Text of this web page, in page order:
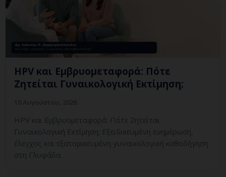
HPV και Εμβρυομεταφορά: Πότε
Ζητείται Γυναικολογική Εκτίμηση;
HPV και Εμβρυομεταφορά: Πότε Ζητείται
Γυναικολογική Εκτίμηση; Εξειδικευμένη ενημέρωση,
έλεγχος και εξατομικευμένη γυναικολογική καθοδήγηση
στη Γλυφάδα.